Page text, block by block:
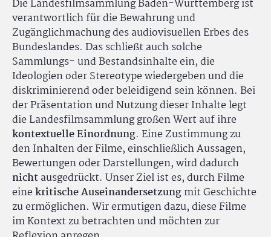
Die Landesfilmsammlung Baden-Württemberg ist
verantwortlich für die Bewahrung und
Zugänglichmachung des audiovisuellen Erbes des
Bundeslandes. Das schließt auch solche
Sammlungs- und Bestandsinhalte ein, die
Ideologien oder Stereotype wiedergeben und die
diskriminierend oder beleidigend sein können. Bei
der Präsentation und Nutzung dieser Inhalte legt
die Landesfilmsammlung großen Wert auf ihre
kontextuelle Einordnung. Eine Zustimmung zu
den Inhalten der Filme, einschließlich Aussagen,
Bewertungen oder Darstellungen, wird dadurch
nichtausgedrückt. Unser Ziel ist es, durch Filme
einekritische Auseinandersetzungmit Geschichte
zu ermöglichen. Wir ermutigen dazu, diese Filme
im Kontext zu betrachten und möchten zur